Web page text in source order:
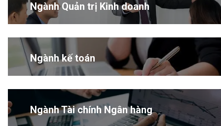
Ngành Quản trị Kinh doanh
Ngành kế toán
Ngành Tài chính Ngân hàng